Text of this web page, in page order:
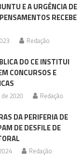
E A URGÊNCIA DE
RECEBE
Redação
DO CE INSTITUI
CONCURSOS E
2020 Redação
DA PERIFERIA DE
DE DESFILE DE
Redação